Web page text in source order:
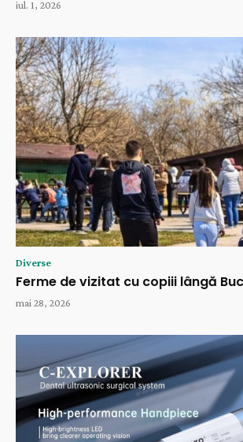
iul. 1, 2026
Diverse
Ferme de vizitat cu copiii lângă
mai 28, 2026